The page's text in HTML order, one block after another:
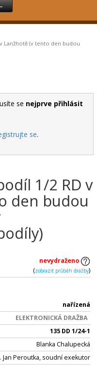
Lanžhotě (v tento den budou
se nejprve přihlásit
se.
1/2 RD v
den budou
nevydraženo
(zobrazit průběh dražby)
nařízená
ELEKTRONICKÁ DRAŽBA
135 DD 1/24-1
Blanka Chalupecká
Jan Peroutka, soudní exekutor